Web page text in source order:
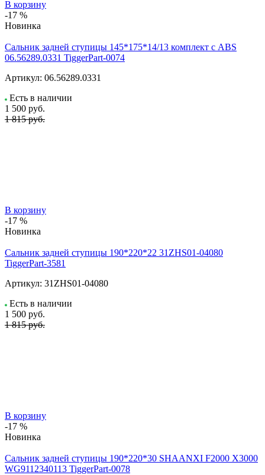
В корзину
-17 %
Новинка
Сальник задней ступицы 145*175*14/13 комплект с ABS
06.56289.0331 TiggerPart-0074
Артикул: 06.56289.0331
Есть в наличии
1 500 руб.
1 815 руб.
В корзину
-17 %
Новинка
Сальник задней ступицы 190*220*22 31ZHS01-04080
TiggerPart-3581
Артикул: 31ZHS01-04080
Есть в наличии
1 500 руб.
1 815 руб.
В корзину
-17 %
Новинка
Сальник задней ступицы 190*220*30 SHAANXI F2000 X3000
WG9112340113 TiggerPart-0078